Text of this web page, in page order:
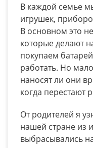
В каждой семье
игрушек,
В основном это
которые делают
покупаем
работать. Но
наносят ли они
когда перестают
От родителей я
нашей стране из
выбрасывались